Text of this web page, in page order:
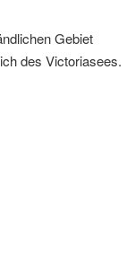
Gebiet
des Victoriasees.